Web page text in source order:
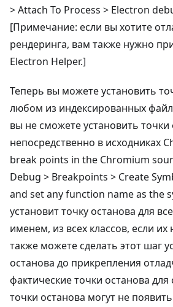
> Attach To Process > Electron
[Примечание: если вы хотите
рендеринга, вам также нужно
Electron Helper.]
Теперь вы можете установить
любом из индексированных
вы не сможете установить точки
непосредственно в исходниках
break points in the Chromium
Debug > Breakpoints > Create
and set any function name as the
установит точку останова для
именем, из всех классов, если их
также можете сделать этот шаг
останова до прикрепления
фактические точки останова
точки останова могут не